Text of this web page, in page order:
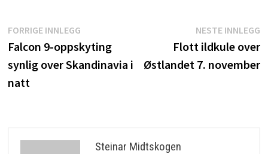
Innleggsnavigasjon
FORRIGE INNLEGGForrige
innlegg:
Falcon 9-oppskyting
synlig over Skandinavia i
natt
NESTE INNLEGG
Flott ildkule over
Østlandet 7. november
Steinar Midtskogen